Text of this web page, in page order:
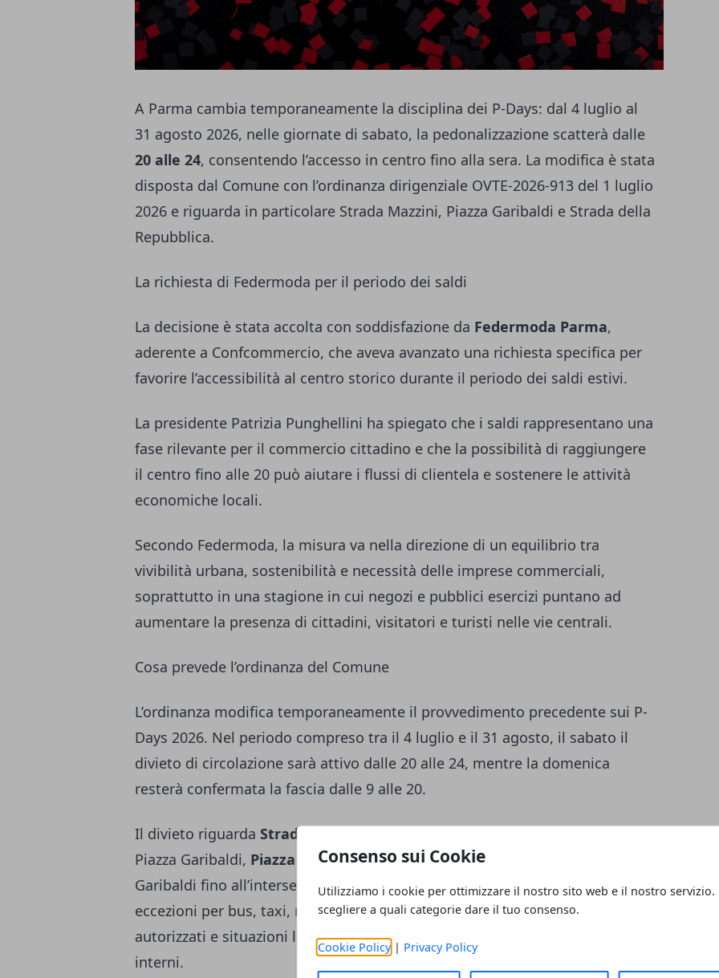
Consenso sui Cookie
Utilizziamo i cookie per ottimizzare il nostro sito web e il nostro servizio.
scegliere a quali categorie dare il tuo consenso.
Cookie Policy| Privacy Policy
A Parma cambia temporaneamente la disciplina dei P-Days: dal 4 luglio al
31 agosto 2026, nelle giornate di sabato, la pedonalizzazione scatterà dalle
20 alle 24, consentendo l’accesso in centro fino alla sera. La modifica è stata
disposta dal Comune con l’ordinanza dirigenziale OVTE-2026-913 del 1 luglio
2026 e riguarda in particolare Strada Mazzini, Piazza Garibaldi e Strada della
Repubblica.
La richiesta di Federmoda per il periodo dei saldi
La decisione è stata accolta con soddisfazione da Federmoda Parma,
aderente a Confcommercio, che aveva avanzato una richiesta specifica per
favorire l’accessibilità al centro storico durante il periodo dei saldi estivi.
La presidente Patrizia Punghellini ha spiegato che i saldi rappresentano una
fase rilevante per il commercio cittadino e che la possibilità di raggiungere
il centro fino alle 20 può aiutare i flussi di clientela e sostenere le attività
economiche locali.
Secondo Federmoda, la misura va nella direzione di un equilibrio tra
vivibilità urbana, sostenibilità e necessità delle imprese commerciali,
soprattutto in una stagione in cui negozi e pubblici esercizi puntano ad
aumentare la presenza di cittadini, visitatori e turisti nelle vie centrali.
Cosa prevede l’ordinanza del Comune
L’ordinanza modifica temporaneamente il provvedimento precedente sui P-
Days 2026. Nel periodo compreso tra il 4 luglio e il 31 agosto, il sabato il
divieto di circolazione sarà attivo dalle 20 alle 24, mentre la domenica
resterà confermata la fascia dalle 9 alle 20.
Il divieto riguarda Strada Mazzini
Piazza Garibaldi, Piazza GaribaldieStrada della Repubblica
Garibaldi fino all’intersezione con Strada XXII Luglio. Restano previste
eccezioni per bus, taxi, mezzi di soccorso, pronto intervento, veicoli
autorizzati e situazioni legate a residenti, strutture ricettive o posti auto
interni.